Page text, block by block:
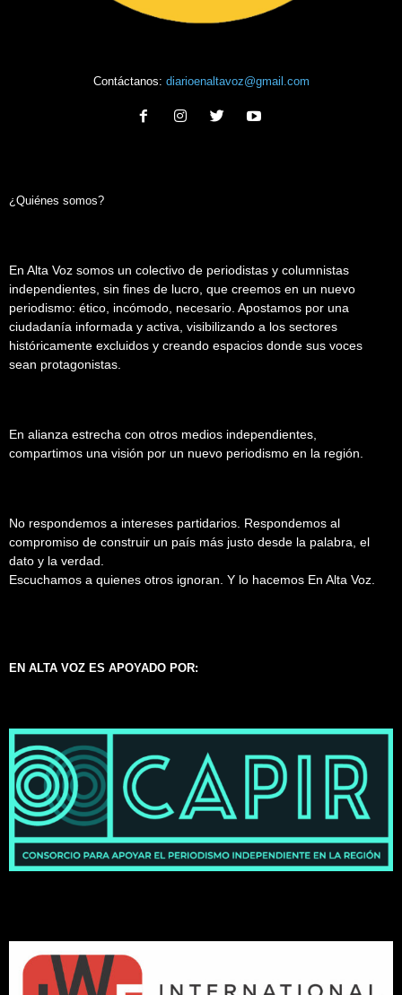
Contáctanos: diarioenaltavoz@gmail.com
¿Quiénes somos?
En Alta Voz somos un colectivo de periodistas y columnistas
independientes, sin fines de lucro, que creemos en un nuevo
periodismo: ético, incómodo, necesario. Apostamos por una
ciudadanía informada y activa, visibilizando a los sectores
históricamente excluidos y creando espacios donde sus voces
sean protagonistas.
En alianza estrecha con otros medios independientes,
compartimos una visión por un nuevo periodismo en la región.
No respondemos a intereses partidarios. Respondemos al
compromiso de construir un país más justo desde la palabra, el
dato y la verdad.
Escuchamos a quienes otros ignoran. Y lo hacemos En Alta Voz.
EN ALTA VOZ ES APOYADO POR: